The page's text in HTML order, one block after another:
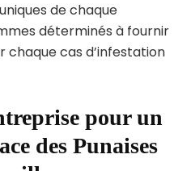
de chaque
déterminés à fournir
chaque cas d’infestation
pour un
des Punaises